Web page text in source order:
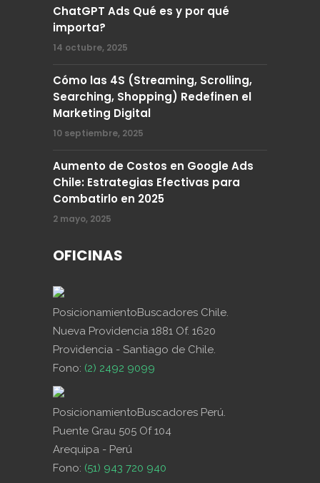
ChatGPT Ads Qué es y por qué
importa?
14 octubre, 2025
Cómo las 4S (Streaming, Scrolling,
Searching, Shopping) Redefinen el
Marketing Digital
10 septiembre, 2025
Aumento de Costos en Google Ads
Chile: Estrategias Efectivas para
Combatirlo en 2025
2 mayo, 2025
OFICINAS
PosicionamientoBuscadores Chile.
Nueva Providencia 1881 Of. 1620
Providencia - Santiago de Chile.
Fono: (2) 2492 9099
PosicionamientoBuscadores Perú.
Puente Grau 505 Of 104
Arequipa - Perú
Fono: (51) 943 720 940